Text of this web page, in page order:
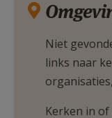
Niet
links naar
Kerken in of